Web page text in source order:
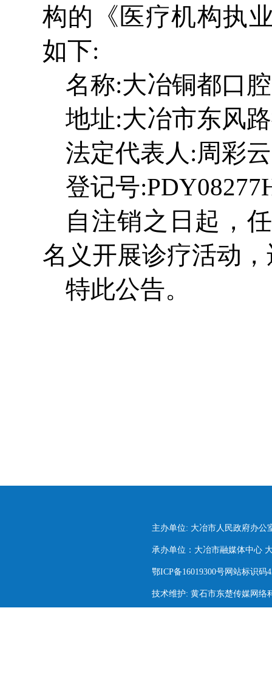
构的《医疗机构执
如下:
名称:大冶铜都口
地址:大冶市东风
法定代表人:周彩云
登记号
自注销之日起，
名义开展诊疗活动
特此公告。
主办单位: 大冶市人民政府办公
承办单位：大冶市融媒体中心
鄂ICP备16019300号网站标识码
技术维护: 黄石市东楚传媒网络